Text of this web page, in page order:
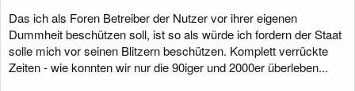
Das ich als Foren Betreiber der Nutzer vor ihrer eigenen
Dummheit beschützen soll, ist so als würde ich fordern der Staat
solle mich vor seinen Blitzern beschützen. Komplett verrückte
Zeiten - wie konnten wir nur die 90iger und 2000er überleben...